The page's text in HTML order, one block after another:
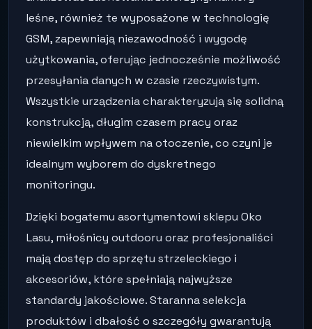
leśne, również te wyposażone w technologię
GSM, zapewniają niezawodność i wygodę
użytkowania, oferując jednocześnie możliwość
przesyłania danych w czasie rzeczywistym.
Wszystkie urządzenia charakteryzują się solidną
konstrukcją, długim czasem pracy oraz
niewielkim wpływem na otoczenie, co czyni je
idealnym wyborem do dyskretnego
monitoringu.
Dzięki bogatemu asortymentowi sklepu Oko
Lasu, miłośnicy outdooru oraz profesjonaliści
mają dostęp do sprzętu strzeleckiego i
akcesoriów, które spełniają najwyższe
standardy jakościowe. Staranna selekcja
produktów i dbałość o szczegóły gwarantują